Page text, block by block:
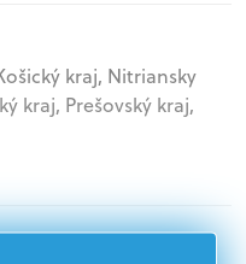
kraj, Nitriansky
kraj, Prešovský kraj,